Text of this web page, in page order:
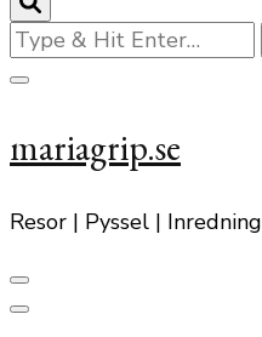
Looking
for
Something?
mariagrip.se
Resor | Pyssel | Inredning